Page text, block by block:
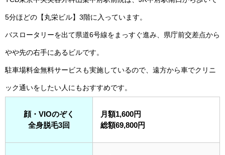
5分ほどの【丸栄ビル】3階に入っています。
バスロータリーを出て県道6号線をまっすぐ進み、県庁前交差点から
やや先の右手にあるビルです。
駐車場料金無料サービスも実施しているので、遠方から車でクリニ
ック通いをしたい人にもおすすめです。
顔・VIOのぞく
全身脱毛3回
月額1,600円
総額69,800円